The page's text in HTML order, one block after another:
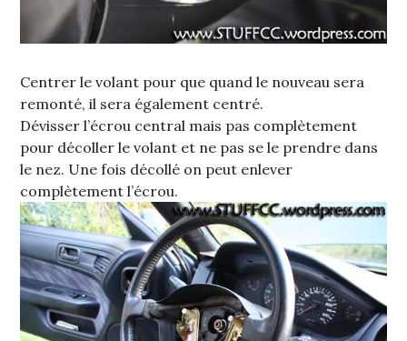
Centrer le volant pour que quand le nouveau sera
remonté, il sera également centré.
Dévisser l’écrou central mais pas complètement
pour décoller le volant et ne pas se le prendre dans
le nez. Une fois décollé on peut enlever
complètement l’écrou.